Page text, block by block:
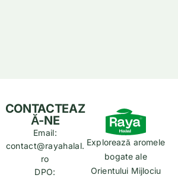
Explorează aromele
bogate ale
Orientului Mijlociu
CONTACTEAZ
Ă-NE
Email:
contact@rayahalal.
ro
DPO: